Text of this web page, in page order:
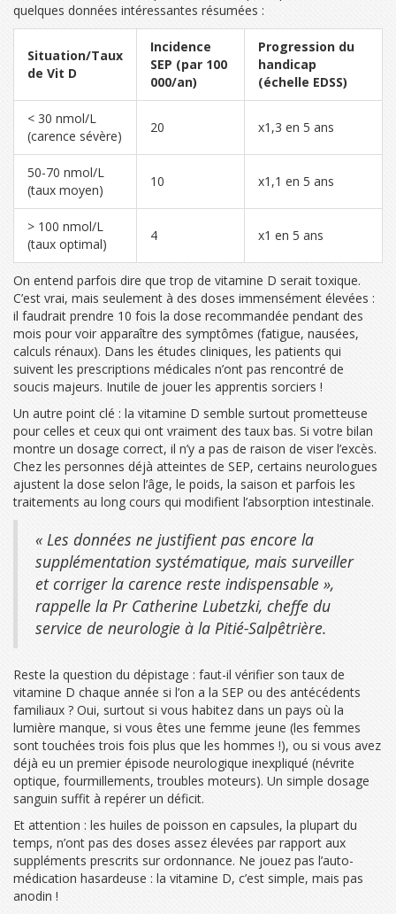
quelques données intéressantes résumées :
Situation/Taux
de Vit D
Incidence
SEP (par 100
000/an)
Progression du
handicap
(échelle EDSS)
< 30 nmol/L
(carence sévère)
20 x1,3 en 5 ans
50-70 nmol/L
(taux moyen)
10 x1,1 en 5 ans
> 100 nmol/L
(taux optimal)
4 x1 en 5 ans
On entend parfois dire que trop de vitamine D serait toxique.
C’est vrai, mais seulement à des doses immensément élevées :
il faudrait prendre 10 fois la dose recommandée pendant des
mois pour voir apparaître des symptômes (fatigue, nausées,
calculs rénaux). Dans les études cliniques, les patients qui
suivent les prescriptions médicales n’ont pas rencontré de
soucis majeurs. Inutile de jouer les apprentis sorciers !
Un autre point clé : la vitamine D semble surtout prometteuse
pour celles et ceux qui ont vraiment des taux bas. Si votre bilan
montre un dosage correct, il n’y a pas de raison de viser l’excès.
Chez les personnes déjà atteintes de SEP, certains neurologues
ajustent la dose selon l’âge, le poids, la saison et parfois les
traitements au long cours qui modifient l’absorption intestinale.
« Les données ne justifient pas encore la
supplémentation systématique, mais surveiller
et corriger la carence reste indispensable »,
rappelle la Pr Catherine Lubetzki, cheffe du
service de neurologie à la Pitié-Salpêtrière.
Reste la question du dépistage : faut-il vérifier son taux de
vitamine D chaque année si l’on a la SEP ou des antécédents
familiaux ? Oui, surtout si vous habitez dans un pays où la
lumière manque, si vous êtes une femme jeune (les femmes
sont touchées trois fois plus que les hommes !), ou si vous avez
déjà eu un premier épisode neurologique inexpliqué (névrite
optique, fourmillements, troubles moteurs). Un simple dosage
sanguin suffit à repérer un déficit.
Et attention : les huiles de poisson en capsules, la plupart du
temps, n’ont pas des doses assez élevées par rapport aux
suppléments prescrits sur ordonnance. Ne jouez pas l’auto-
médication hasardeuse : la vitamine D, c’est simple, mais pas
anodin !